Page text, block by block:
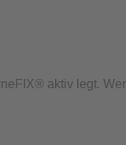
aktiv legt.